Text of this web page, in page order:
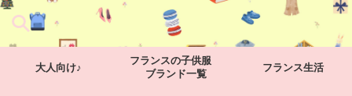
大人向け♪
フランスの子供服
ブランド一覧
フランス生活